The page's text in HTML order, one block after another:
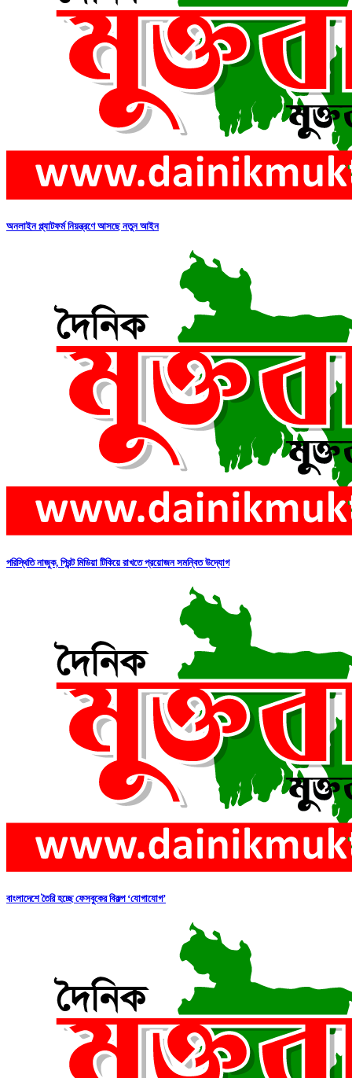
অনলাইন প্ল্যাটফর্ম নিয়ন্ত্রণে আসছে নতুন আইন
পরিস্থিতি নাজুক, প্রিন্ট মিডিয়া টিকিয়ে রাখতে প্রয়োজন সমন্বিত উদ্যোগ
বাংলাদেশে তৈরি হচ্ছে ফেসবুকের বিকল্প ‘যোগাযোগ’